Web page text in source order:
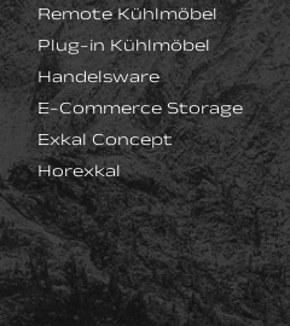
Remote Kühlmöbel
Plug-in Kühlmöbel
Handelsware
E-Commerce Storage
Exkal Concept
Horexkal